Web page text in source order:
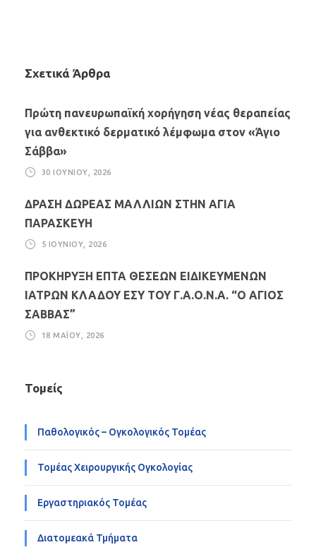
Σχετικά Άρθρα
Πρώτη πανευρωπαϊκή χορήγηση νέας θεραπείας
για ανθεκτικό δερματικό λέμφωμα στον «Άγιο
Σάββα»
30 ΙΟΥΝΊΟΥ, 2026
ΔΡΑΣΗ ΔΩΡΕΑΣ ΜΑΛΛΙΩΝ ΣΤΗΝ ΑΓΙΑ
ΠΑΡΑΣΚΕΥΗ
5 ΙΟΥΝΊΟΥ, 2026
ΠΡΟΚΗΡΥΞΗ ΕΠΤΑ ΘΕΣΕΩΝ ΕΙΔΙΚΕΥΜΕΝΩΝ
ΙΑΤΡΩΝ ΚΛΑΔΟΥ ΕΣΥ ΤΟΥ Γ.Α.Ο.Ν.Α. “Ο ΑΓΙΟΣ
ΣΑΒΒΑΣ”
18 ΜΑΪ́ΟΥ, 2026
Τομείς
Παθολογικός – Ογκολογικός Τομέας
Τομέας Χειρουργικής Ογκολογίας
Εργαστηριακός Τομέας
Διατομεακά Τμήματα